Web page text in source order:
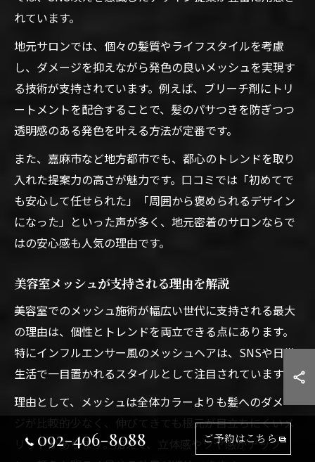
れています。
地元サロンでは、個々の髪質やライフスタイルを考慮
し、ダメージを抑えながら発色の良いメッシュを実現す
る技術が支持されています。例えば、ブリーチ剤にトリ
ートメントを配合することで、髪のパサつきを防ぎつつ
透明感のある発色を叶える方法が定番です。
また、嘉麻市など地方都市でも、都心のトレンドを取り
入れた提案力の高さが魅力です。口コミでは「初めてで
も安心して任せられた」「周囲から褒められるデザイン
になった」といった声が多く、地元密着のサロンならで
はの安心感も人気の理由です。
美容室メッシュが支持される理由を解説
美容室でのメッシュ施術が幅広い世代に支持される最大
の理由は、個性とトレンドを両立できる点にあります。
特にインフルエンサー風のメッシュヘアは、SNSや日常
生活で一目置かれるスタイルとして注目されています。
理由として、メッシュは全体カラーよりも髪へのダメー
ジが比較的少なく、伸びてきても根元が目立ちにくいメ
リットがあります。加えて、立体感やツヤ感がアップ
092-406-8088 ご予約はこちら